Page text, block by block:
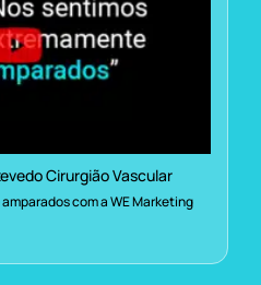
Cirurgião Vascular
com a WE Marketing